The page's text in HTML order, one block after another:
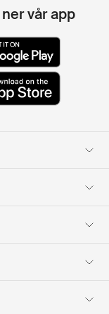
vår app